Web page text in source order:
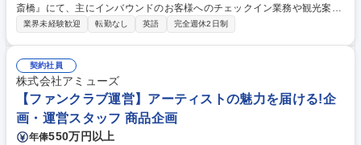
斎橋』にて、主にインバウンドのお客様へのチェックイン業務や観光案
内、予約変更の相談など、多岐にわたる業務をお任せします。情報共有レ
ス改善、マーケティング提案 ■電話やメールでの新規予約、変更 ■他部署
を巻き込んだゲストへのサービス提供 など 1日の宿泊人数の上限を設け、
深く丁寧にゲストと向き合うインバウンド率99%のホテルです。スタッフ
全員が英語対応可能、フランス語・中国語・ドイツ語・広東語の多言語対
応をしています。 募集職種 【ホテルスタッフ】未経験歓迎/語学力を活か
せる/インバウンド率99％
業界未経験歓迎 転勤なし 英語 完全週休2日制
契約社員
株式会社アミューズ
【ファンクラブ運営】アーティストの魅力を届ける!企
画・運営スタッフ 商品企画
年俸550万円以上